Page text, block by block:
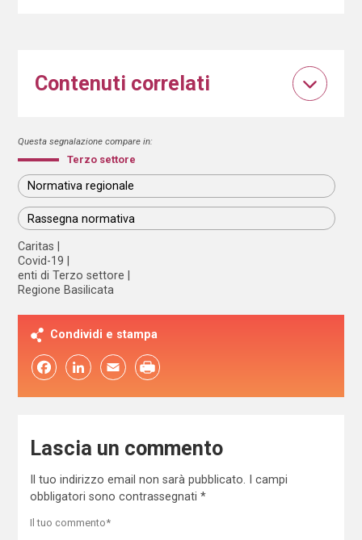
Contenuti correlati
Questa segnalazione compare in:
Terzo settore
Normativa regionale
Rassegna normativa
Caritas
Covid-19
enti di Terzo settore
Regione Basilicata
Condividi e stampa
FacebookLinkedIn Email
Lascia un commento
Il tuo indirizzo email non sarà pubblicato.
I campi
obbligatori sono contrassegnati *